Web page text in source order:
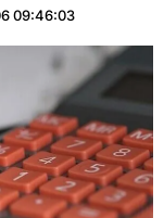
09:46:03